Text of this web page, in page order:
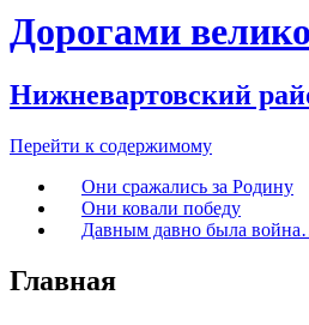
Дорогами
Нижневартовский
Перейти к содержимому
Они сражались за Родину
Они ковали победу
Давным давно была
Главная